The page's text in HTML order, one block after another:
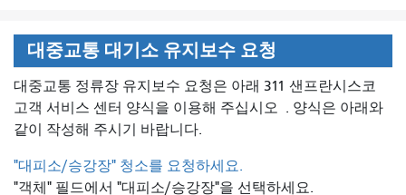
대중교통 대기소 유지보수 요청
대중교통 정류장 유지보수 요청은 아래 311 샌프란시스코
고객 서비스 센터 양식을 이용해 주십시오 . 양식은 아래와
같이 작성해 주시기 바랍니다.
"대피소/승강장" 청소를 요청하세요.
"객체" 필드에서 "대피소/승강장"을 선택하세요.